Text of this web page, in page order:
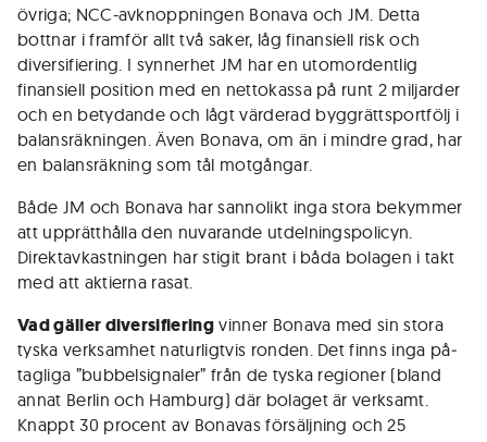
övriga; NCC-avknoppningen Bonava och JM. Detta
bottnar i framför allt två saker, låg finansiell risk och
diversifiering. I synnerhet JM har en utomordentlig
finansiell position med en nettokassa på runt 2 miljarder
och en betydande och lågt värderad byggrättsportfölj i
balansräkningen. Även Bonava, om än i mindre grad, har
en balansräkning som tål motgångar.
Både JM och Bonava har sannolikt inga stora bekymmer
att upprätthålla den nuvarande utdelningspolicyn.
Direktavkastningen har stigit brant i båda bolagen i takt
med att aktierna rasat.
Vad gäller diversifiering vinner Bonava med sin stora
tyska verksamhet naturligtvis ronden. Det finns inga på­
tagliga ”bubbelsignaler” från de tyska regioner (bland
annat Berlin och Hamburg) där bolaget är verksamt.
Knappt 30 procent av Bonavas försäljning och 25